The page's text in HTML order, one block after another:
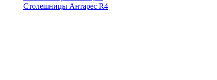
Столешницы Антарес R4